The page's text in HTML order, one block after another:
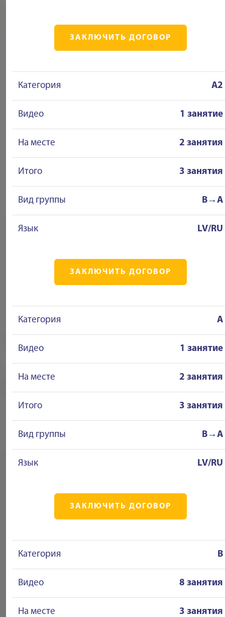
ЗАКЛЮЧИТЬ ДОГОВОР
Категория A2
Видео 1 занятие
На месте 2 занятия
Итого 3 занятия
Вид группы B→A
Язык LV/RU
ЗАКЛЮЧИТЬ ДОГОВОР
Категория A
Видео 1 занятие
На месте 2 занятия
Итого 3 занятия
Вид группы B→A
Язык LV/RU
ЗАКЛЮЧИТЬ ДОГОВОР
Категория B
Видео 8 занятия
На месте 3 занятия